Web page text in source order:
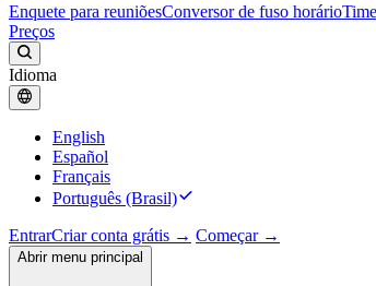
Enquete para reuniõesConversor de fuso horário
Preços
Idioma
English
Español
Français
Português (Brasil)
EntrarCriar conta grátis → Começar →
Abrir menu principal